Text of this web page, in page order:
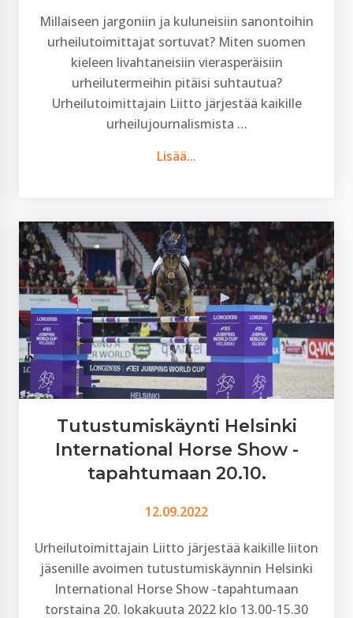
Millaiseen jargoniin ja kuluneisiin sanontoihin
urheilutoimittajat sortuvat? Miten suomen
kieleen livahtaneisiin vierasperäisiin
urheilutermeihin pitäisi suhtautua?
Urheilutoimittajain Liitto järjestää kaikille
urheilujournalismista …
Lisää...
Tutustumiskäynti Helsinki
International Horse Show -
tapahtumaan 20.10.
12.09.2022
Urheilutoimittajain Liitto järjestää kaikille liiton
jäsenille avoimen tutustumiskäynnin Helsinki
International Horse Show -tapahtumaan
torstaina 20. lokakuuta 2022 klo 13.00-15.30